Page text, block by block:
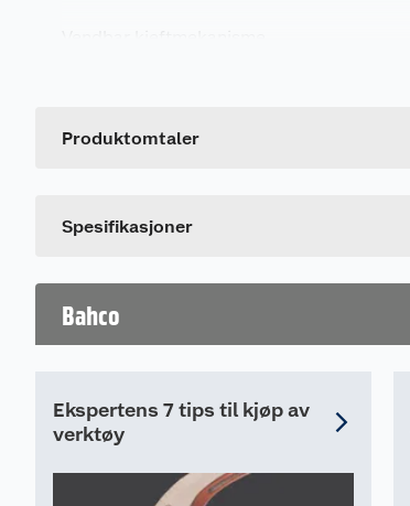
Produktomtaler
Spesifikasjoner
Leverandørens artikkelnummer
Bahco
Ekspertens 7 tips til kjøp av
verktøy